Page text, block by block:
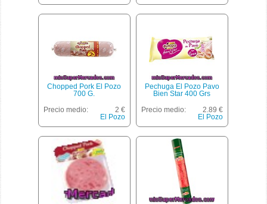
Chopped Pork El Pozo
700 G.
Precio medio:
2 €
El Pozo
Pechuga El Pozo Pavo
Bien Star 400 Grs
Precio medio:
2.89 €
El Pozo